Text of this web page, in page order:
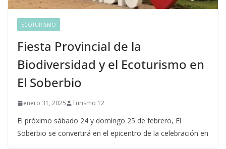
ECOTURISMO
Fiesta Provincial de la
Biodiversidad y el Ecoturismo en
El Soberbio
enero 31, 2025 Turismo 12
El próximo sábado 24 y domingo 25 de febrero, El
Soberbio se convertirá en el epicentro de la celebración en